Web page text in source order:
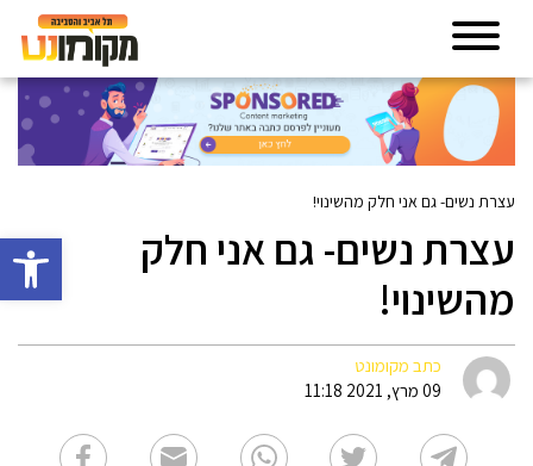
פתח
עצרת נשים- גם אני חלק מהשינוי!
עצרת נשים- גם אני חלק
מהשינוי!
כתב מקומונט
09 מרץ, 2021 11:18